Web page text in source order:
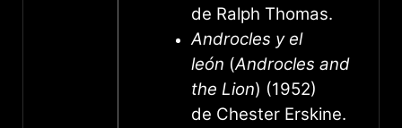
de Ralph Thomas.
Androcles y el
león (Androcles and
the Lion) (1952)
de Chester Erskine.